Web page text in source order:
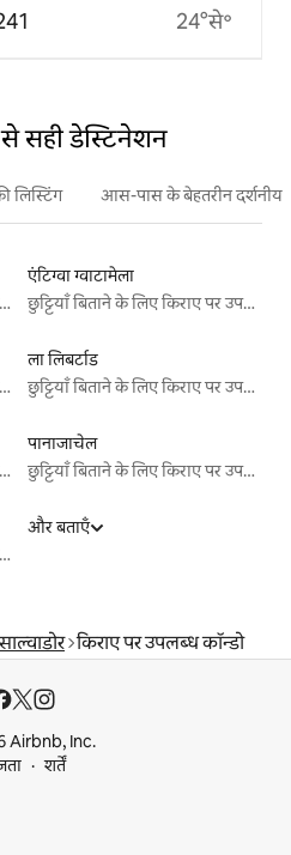
24°से॰
सही डेस्टिनेशन
लिस्टिंग आस-पास के बेहतरीन दर्शनीय
छुट्टियाँ बिताने के लिए किराए पर उपलब्ध जगहें
एंटिग्वा ग्वाटामेला
छुट्टियाँ बिताने के लिए किराए पर उपलब्ध जगहें
छुट्टियाँ बिताने के लिए किराए पर उपलब्ध जगहें
ला लिबर्टाड
छुट्टियाँ बिताने के लिए किराए पर उपलब्ध जगहें
छुट्टियाँ बिताने के लिए किराए पर उपलब्ध जगहें
पानाजाचेल
छुट्टियाँ बिताने के लिए किराए पर उपलब्ध जगहें
छुट्टियाँ बिताने के लिए किराए पर उपलब्ध जगहें
और बताएँ
किराए पर उपलब्ध कॉन्डो
Airbnb, Inc.
शर्तें